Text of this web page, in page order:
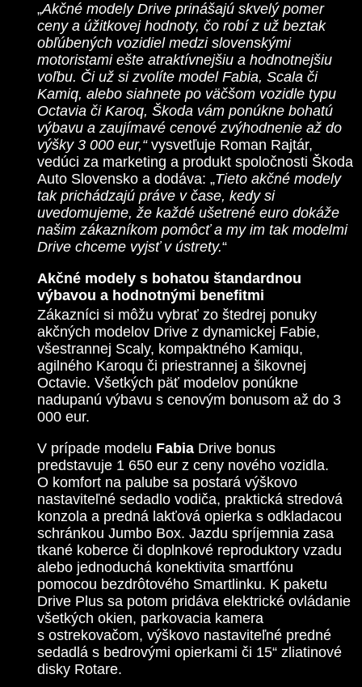
„Akčné modely Drive prinášajú skvelý pomer
ceny a úžitkovej hodnoty, čo robí z už beztak
obľúbených vozidiel medzi slovenskými
motoristami ešte atraktívnejšiu a hodnotnejšiu
voľbu. Či už si zvolíte model Fabia, Scala či
Kamiq, alebo siahnete po väčšom vozidle typu
Octavia či Karoq, Škoda vám ponúkne bohatú
výbavu a zaujímavé cenové zvýhodnenie až do
výšky 3 000 eur,“vysvetľuje Roman Rajtár,
vedúci za marketing a produkt spoločnosti Škoda
Auto Slovensko a dodáva: „Tieto akčné modely
tak prichádzajú práve v čase, kedy si
uvedomujeme, že každé ušetrené euro dokáže
našim zákazníkom pomôcť a my im tak modelmi
Drive chceme vyjsť v ústrety.“
Akčné modely s bohatou štandardnou
výbavou a hodnotnými benefitmi
Zákazníci si môžu vybrať zo štedrej ponuky
akčných modelov Drive z dynamickej Fabie,
všestrannej Scaly, kompaktného Kamiqu,
agilného Karoqu či priestrannej a šikovnej
Octavie. Všetkých päť modelov ponúkne
nadupanú výbavu s cenovým bonusom až do 3
000 eur.
V prípade modelu FabiaDrive bonus
predstavuje 1 650 eur z ceny nového vozidla.
O komfort na palube sa postará výškovo
nastaviteľné sedadlo vodiča, praktická stredová
konzola a predná lakťová opierka s odkladacou
schránkou Jumbo Box. Jazdu spríjemnia zasa
tkané koberce či doplnkové reproduktory vzadu
alebo jednoduchá konektivita smartfónu
pomocou bezdrôtového Smartlinku. K paketu
Drive Plus sa potom pridáva elektrické ovládanie
všetkých okien, parkovacia kamera
s ostrekovačom, výškovo nastaviteľné predné
sedadlá s bedrovými opierkami či 15“ zliatinové
disky Rotare.